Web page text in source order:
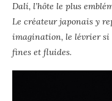
Dalí, l’hôte le plus
Le créateur japonais y
imagination, le lévrier si
fines et fluides.